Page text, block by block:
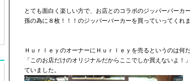
とても面白く楽しい方で、お店とのコラボのジッパーパーカ
孫の為に８枚！！！のジッパーパーカーを買っていってくれま
ＨｕｒｌｅｙのオーナーにＨｕｒｌｅｙを売るというのは何
「このお店だけのオリジナルだからここでしか買えないよ！
ていました。